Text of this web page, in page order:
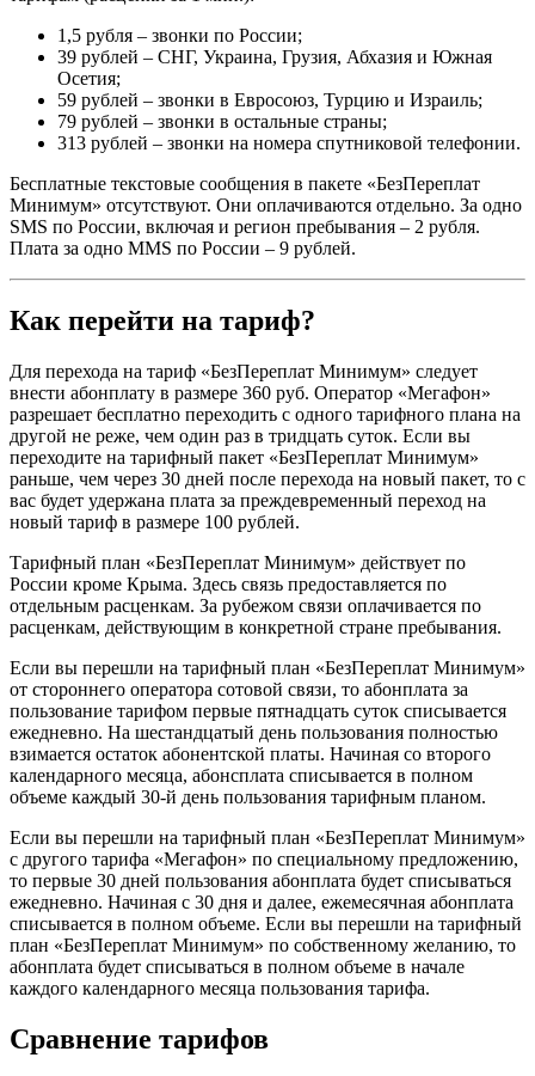
1,5 рубля – звонки по России;
39 рублей – СНГ, Украина, Грузия, Абхазия и Южная
Осетия;
59 рублей – звонки в Евросоюз, Турцию и Израиль;
79 рублей – звонки в остальные страны;
313 рублей – звонки на номера спутниковой телефонии.
Бесплатные текстовые сообщения в пакете «БезПереплат
Минимум» отсутствуют. Они оплачиваются отдельно. За одно
SMS по России, включая и регион пребывания – 2 рубля.
Плата за одно MMS по России – 9 рублей.
Как перейти на тариф?
Для перехода на тариф «БезПереплат Минимум» следует
внести абонплату в размере 360 руб. Оператор «Мегафон»
разрешает бесплатно переходить с одного тарифного плана на
другой не реже, чем один раз в тридцать суток. Если вы
переходите на тарифный пакет «БезПереплат Минимум»
раньше, чем через 30 дней после перехода на новый пакет, то с
вас будет удержана плата за преждевременный переход на
новый тариф в размере 100 рублей.
Тарифный план «БезПереплат Минимум» действует по
России кроме Крыма. Здесь связь предоставляется по
отдельным расценкам. За рубежом связи оплачивается по
расценкам, действующим в конкретной стране пребывания.
Если вы перешли на тарифный план «БезПереплат Минимум»
от стороннего оператора сотовой связи, то абонплата за
пользование тарифом первые пятнадцать суток списывается
ежедневно. На шестандцатый день пользования полностью
взимается остаток абонентской платы. Начиная со второго
календарного месяца, абонсплата списывается в полном
объеме каждый 30-й день пользования тарифным планом.
Если вы перешли на тарифный план «БезПереплат Минимум»
с другого тарифа «Мегафон» по специальному предложению,
то первые 30 дней пользования абонплата будет списываться
ежедневно. Начиная с 30 дня и далее, ежемесячная абонплата
списывается в полном объеме. Если вы перешли на тарифный
план «БезПереплат Минимум» по собственному желанию, то
абонплата будет списываться в полном объеме в начале
каждого календарного месяца пользования тарифа.
Сравнение тарифов